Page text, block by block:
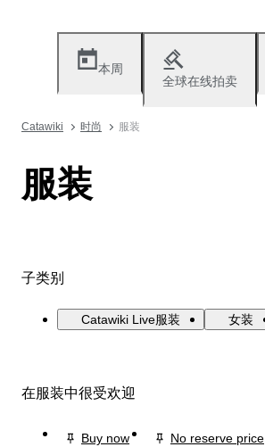
本周
全球在线拍卖
Catawiki 时尚 服装
服装
子类别
Catawiki Live服装 女装
在服装中很受欢迎
Buy now
No reserve price